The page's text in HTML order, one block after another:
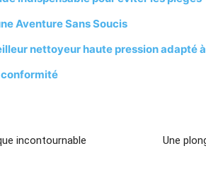
Aventure Sans Soucis
nettoyeur haute pression adapté
conformité
incontournable Une